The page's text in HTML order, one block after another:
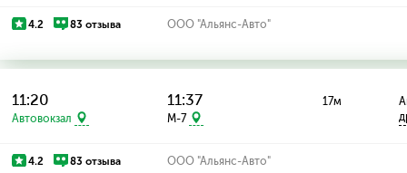
4.2 83 отзыва ООО "Альянс-Авто"
11:20
Автовокзал
11:37
M-7
17м
4.2 83 отзыва ООО "Альянс-Авто"